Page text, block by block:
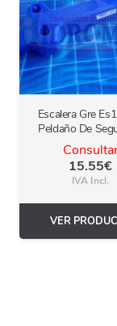
Escalera Gre
Peldaño De
15.55€
IVA Incl.
VER